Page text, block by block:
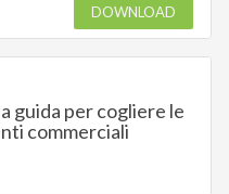
DOWNLOAD
guida per cogliere le
commerciali